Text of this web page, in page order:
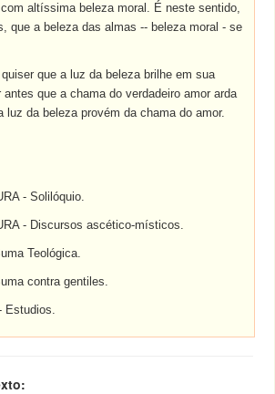
altíssima beleza moral. É neste sentido,
que a beleza das almas -- beleza moral - se
que a luz da beleza brilhe em sua
que a chama do verdadeiro amor arda
luz da beleza provém da chama do amor.
- Solilóquio.
- Discursos ascético-místicos.
Teológica.
contra gentiles.
Estudios.